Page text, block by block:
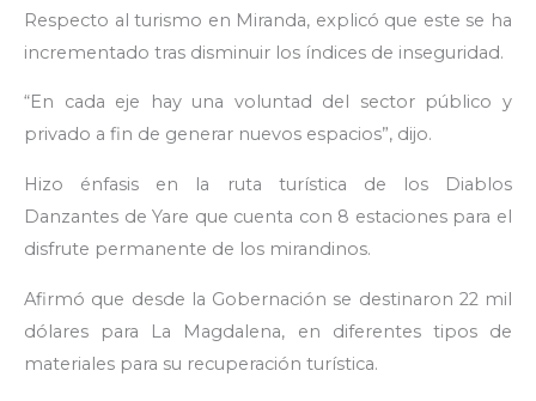
Respecto al turismo en Miranda, explicó que este se ha
incrementado tras disminuir los índices de inseguridad.
“En cada eje hay una voluntad del sector público y
privado a fin de generar nuevos espacios”, dijo.
Hizo énfasis en la ruta turística de los Diablos
Danzantes de Yare que cuenta con 8 estaciones para el
disfrute permanente de los mirandinos.
Afirmó que desde la Gobernación se destinaron 22 mil
dólares para La Magdalena, en diferentes tipos de
materiales para su recuperación turística.